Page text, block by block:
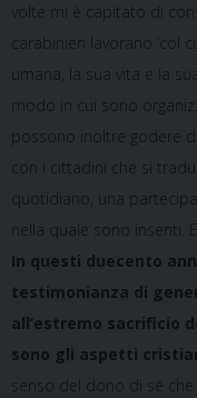
volte mi è capitato di
carabinieri lavorano ‘col
umana, la sua vita e la
modo in cui sono
possono inoltre godere
con i cittadini che si
quotidiano, una
nella quale sono inseriti.
In questi duecento
testimonianza di
all’estremo sacrificio
sono gli aspetti
senso del dono di sé